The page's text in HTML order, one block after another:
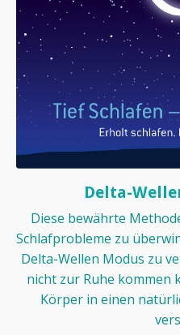
Delta-
Diese bewährte
Schlafprobleme zu
Delta-Wellen Modus zu
nicht zur Ruhe kommen
Körper in einen